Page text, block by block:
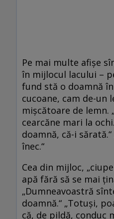
Pe mai multe afişe
în mijlocul lacului –
fund stă o doamnă
cucoane, cam de-un
mişcătoare de lemn.
cearcăne mari la
doamnă, că-i
înec.“
Cea din mijloc,
apă fără să se mai
„Dumneavoastră
doamnă.“ „Totuşi,
că, de pildă, conduc